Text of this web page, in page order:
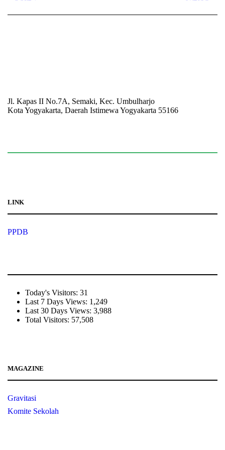
Jl. Kapas II No.7A, Semaki, Kec. Umbulharjo
Kota Yogyakarta, Daerah Istimewa Yogyakarta 55166
LINK
PPDB
Today's Visitors: 31
Last 7 Days Views: 1,249
Last 30 Days Views: 3,988
Total Visitors: 57,508
MAGAZINE
Gravitasi
Komite Sekolah